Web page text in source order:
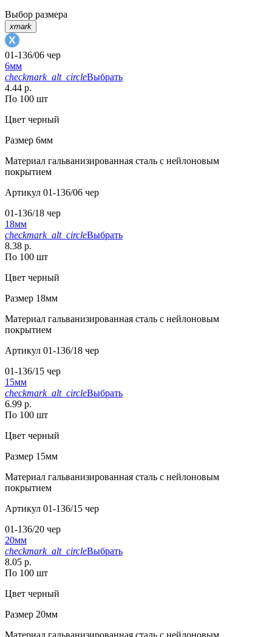
Выбор размера
xmark
01-136/06 чер
6мм
checkmark_alt_circleВыбрать
4.44 р.
По 100 шт
Цвет черный
Размер 6мм
Материал гальванизированная сталь с нейлоновым
покрытием
Артикул 01-136/06 чер
01-136/18 чер
18мм
checkmark_alt_circleВыбрать
8.38 р.
По 100 шт
Цвет черный
Размер 18мм
Материал гальванизированная сталь с нейлоновым
покрытием
Артикул 01-136/18 чер
01-136/15 чер
15мм
checkmark_alt_circleВыбрать
6.99 р.
По 100 шт
Цвет черный
Размер 15мм
Материал гальванизированная сталь с нейлоновым
покрытием
Артикул 01-136/15 чер
01-136/20 чер
20мм
checkmark_alt_circleВыбрать
8.05 р.
По 100 шт
Цвет черный
Размер 20мм
Материал гальванизированная сталь с нейлоновым